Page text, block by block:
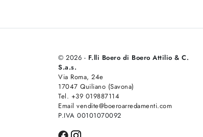
© 2026 - F.lli Boero di Boero Attilio & C.
S.a.s.
Via Roma, 24e
17047 Quiliano (Savona)
Tel. +39 019887114
Email vendite@boeroarredamenti.com
P.IVA 00101070092